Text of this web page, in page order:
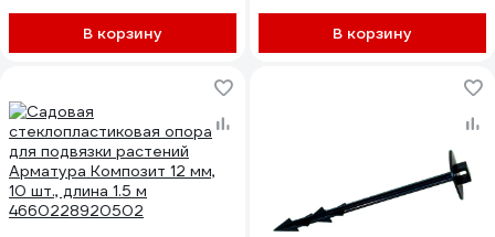
В корзину В корзину